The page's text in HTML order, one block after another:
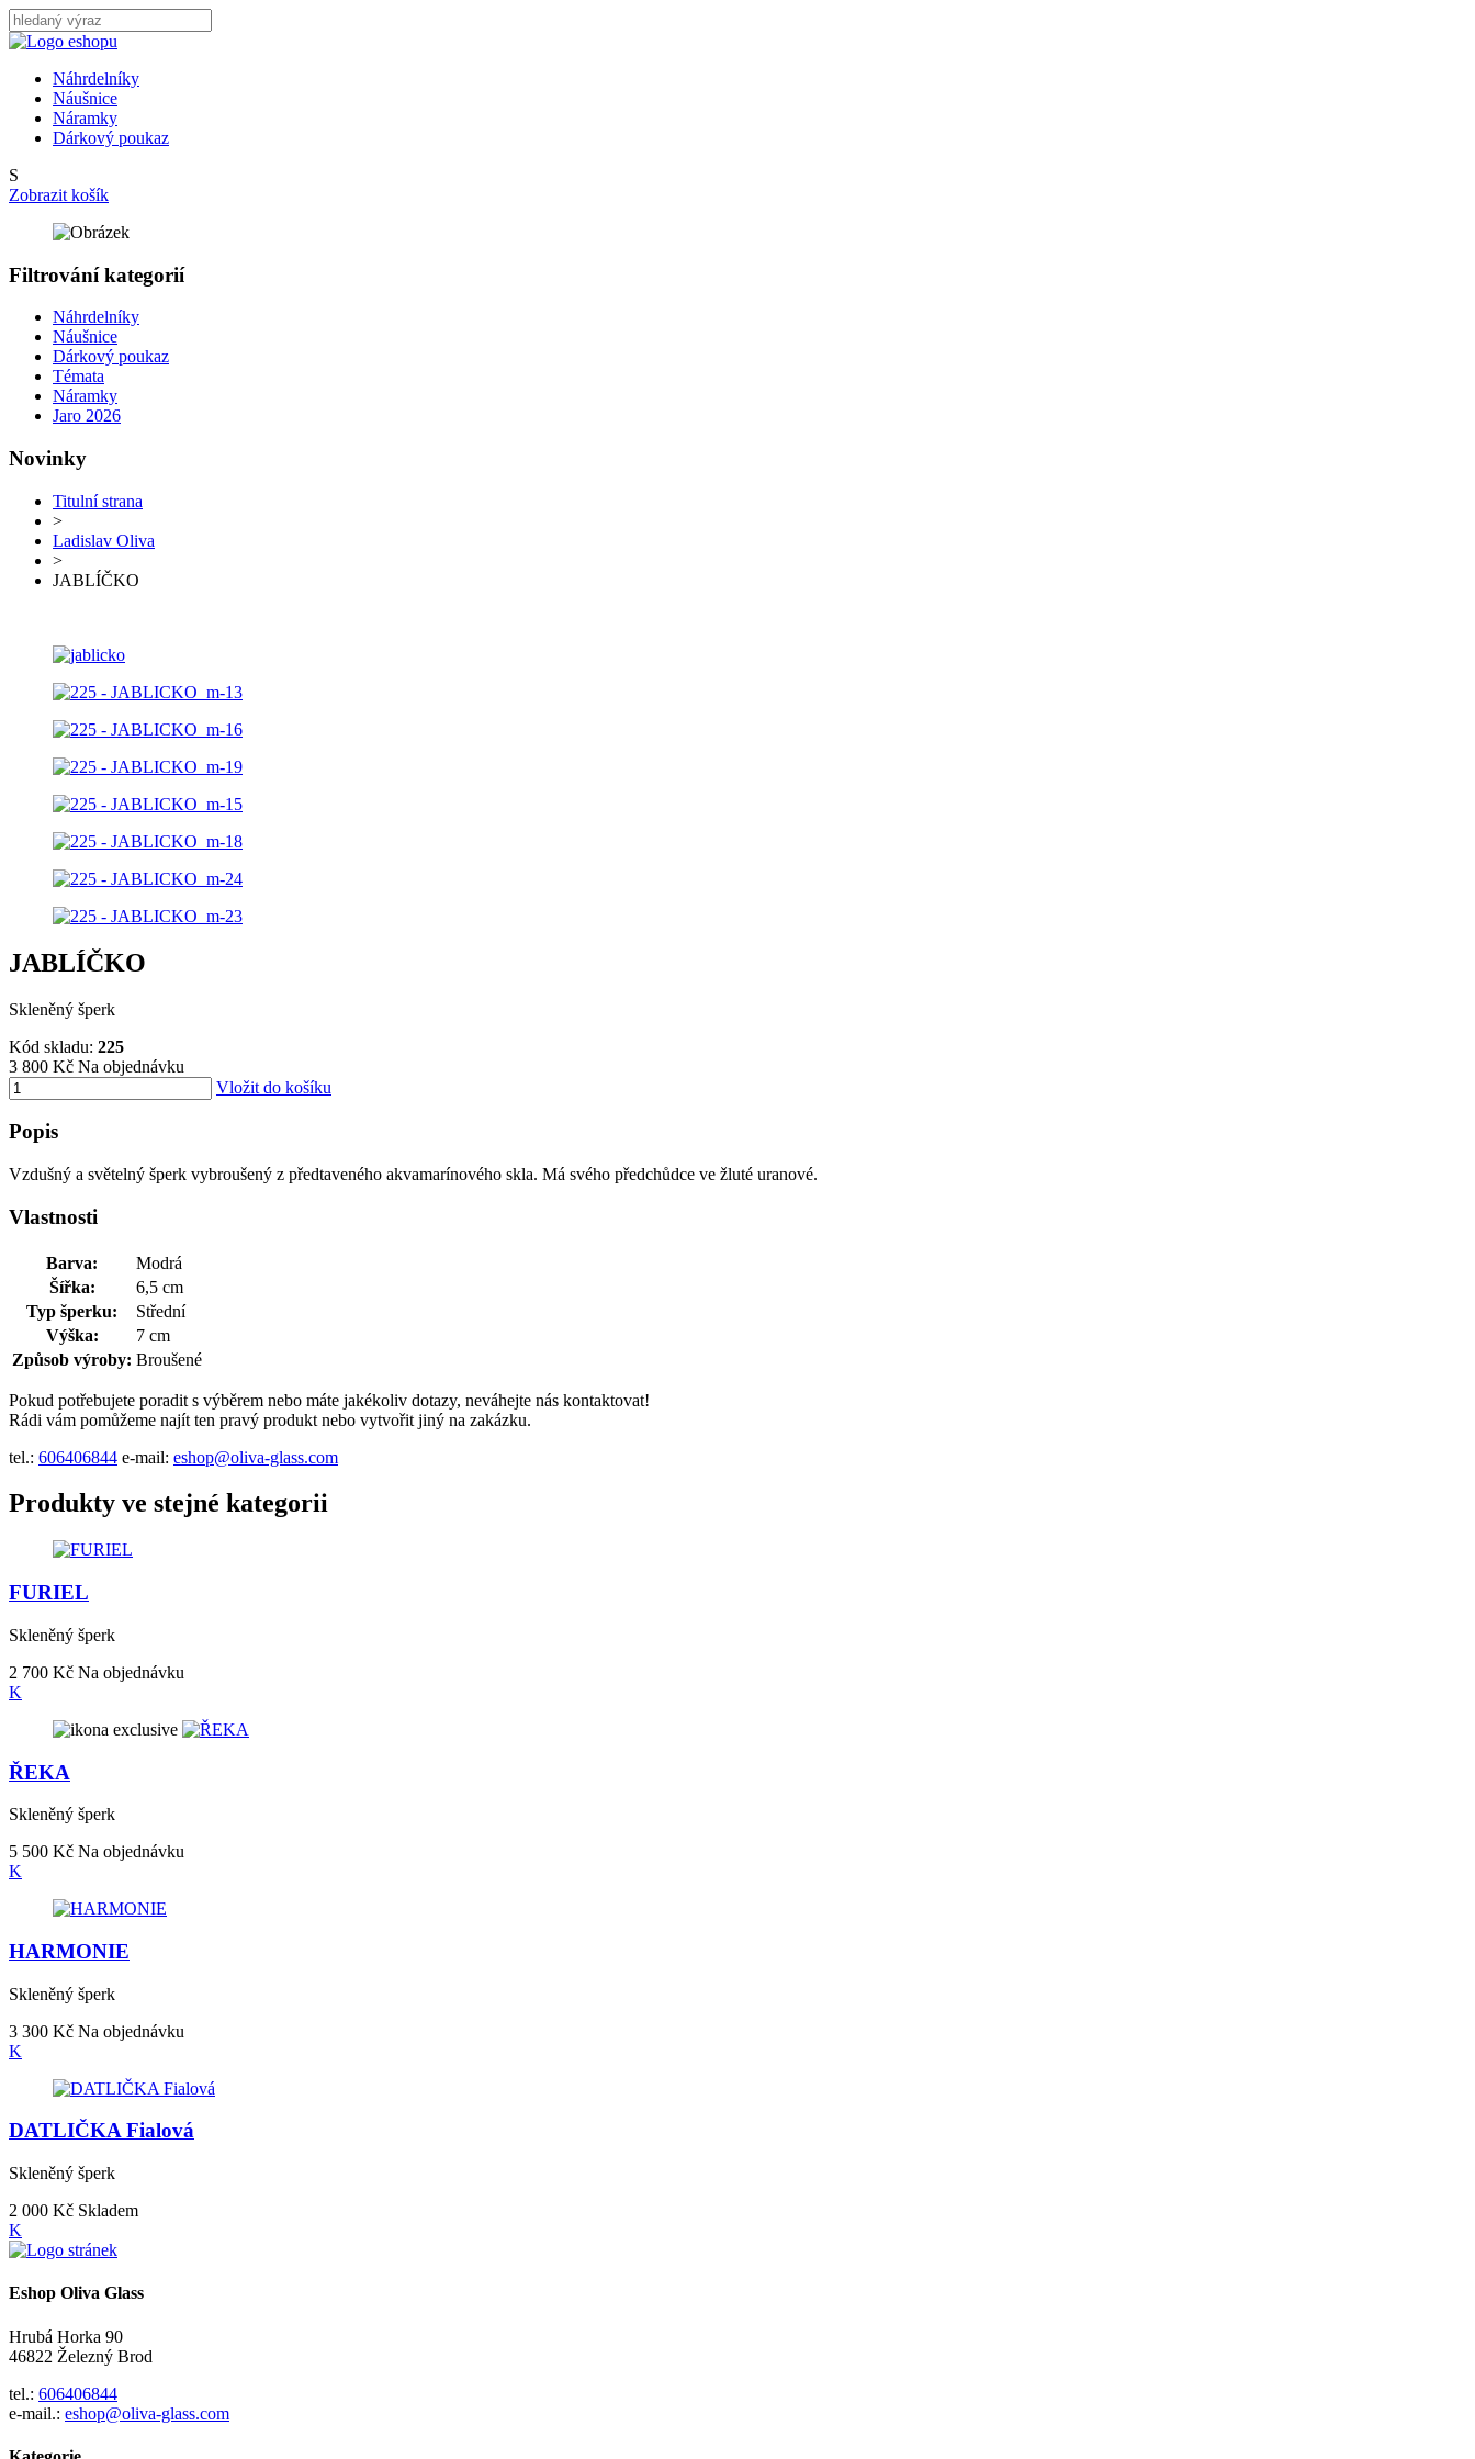
Náhrdelníky
Náušnice
Náramky
Dárkový poukaz
S
Zobrazit košík
Filtrování kategorií
Náhrdelníky
Náušnice
Dárkový poukaz
Témata
Náramky
Jaro 2026
Novinky
Titulní strana
>
Ladislav Oliva
>
JABLÍČKO
JABLÍČKO
Skleněný šperk
Kód skladu: 225
3 800 Kč Na objednávku
Vložit do košíku
Popis
Vzdušný a světelný šperk vybroušený z předtaveného akvamarínového skla. Má svého předchůdce ve žluté uranové.
Vlastnosti
Barva:
Modrá
Šířka:
6,5 cm
Typ šperku:
Střední
Výška:
7 cm
Způsob výroby: Broušené
Pokud potřebujete poradit s výběrem nebo máte jakékoliv dotazy, neváhejte nás kontaktovat!
Rádi vám pomůžeme najít ten pravý produkt nebo vytvořit jiný na zakázku.
tel.: 606406844 e-mail: eshop@oliva-glass.com
Produkty ve stejné kategorii
FURIEL
Skleněný šperk
2 700 Kč Na objednávku
K
ŘEKA
Skleněný šperk
5 500 Kč Na objednávku
K
HARMONIE
Skleněný šperk
3 300 Kč Na objednávku
K
DATLIČKA Fialová
Skleněný šperk
2 000 Kč Skladem
K
Eshop Oliva Glass
Hrubá Horka 90
46822 Železný Brod
tel.: 606406844
e-mail.: eshop@oliva-glass.com